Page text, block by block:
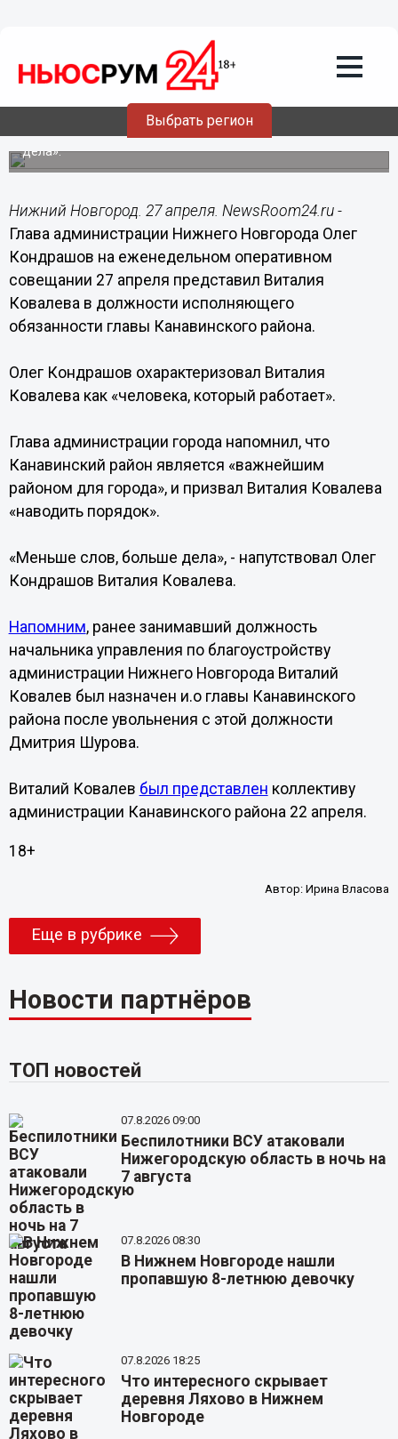
Выбрать регион
Виталий Ковалев представлен
администрации Нижнего Новгорода в
должности и.о главы Канавинского
района
Виталию Ковалеву посоветовали «меньше слов, больше
дела».
Нижний Новгород. 27 апреля. NewsRoom24.ru -
Глава администрации Нижнего Новгорода Олег
Кондрашов на еженедельном оперативном
совещании 27 апреля представил Виталия
Ковалева в должности исполняющего
обязанности главы Канавинского района.
Олег Кондрашов охарактеризовал Виталия
Ковалева как «человека, который работает».
Глава администрации города напомнил, что
Канавинский район является «важнейшим
районом для города», и призвал Виталия Ковалева
«наводить порядок».
«Меньше слов, больше дела», - напутствовал Олег
Кондрашов Виталия Ковалева.
Напомним, ранее занимавший должность
начальника управления по благоустройству
администрации Нижнего Новгорода Виталий
Ковалев был назначен и.о главы Канавинского
района после увольнения с этой должности
Дмитрия Шурова.
Виталий Ковалев был представлен коллективу
администрации Канавинского района 22 апреля.
18+
Автор:Ирина Власова
Еще в рубрике
Новости партнёров
ТОП новостей
07.8.2026 09:00
Беспилотники ВСУ атаковали
Нижегородскую область в ночь на
7 августа
07.8.2026 08:30
В Нижнем Новгороде нашли
пропавшую 8-летнюю девочку
07.8.2026 18:25
Что интересного скрывает
деревня Ляхово в Нижнем
Новгороде